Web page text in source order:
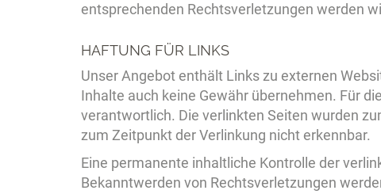
entsprechenden Rechtsverletzungen werden
HAFTUNG FÜR LINKS
Unser Angebot enthält Links zu externen
Inhalte auch keine Gewähr übernehmen. Für
verantwortlich. Die verlinkten Seiten wurden
zum Zeitpunkt der Verlinkung nicht erkennbar.
Eine permanente inhaltliche Kontrolle der
Bekanntwerden von Rechtsverletzungen